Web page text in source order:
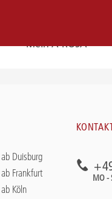
Mein A-ROSA
Schauen sie auch gerne
Duisburg
Frankfurt
Köln
MO -